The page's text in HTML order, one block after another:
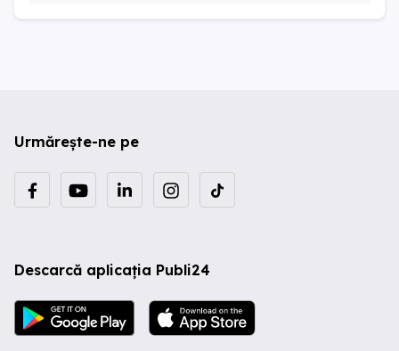
Urmărește-ne pe
Descarcă aplicația Publi24